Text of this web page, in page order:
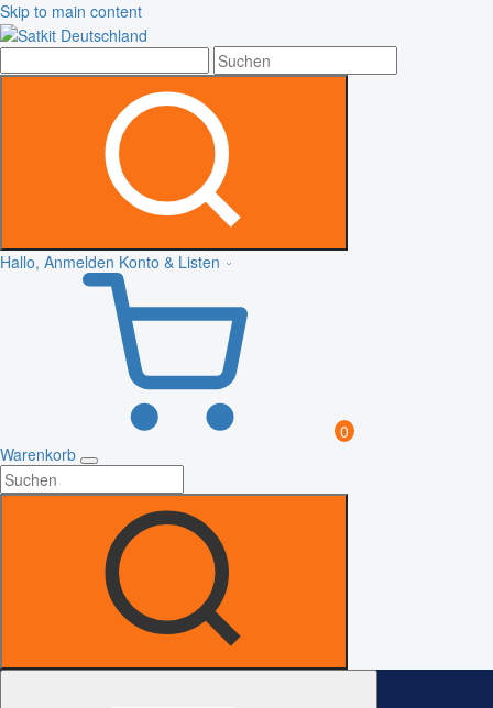
Skip to main content
Hallo, Anmelden Konto & Listen
0
Warenkorb